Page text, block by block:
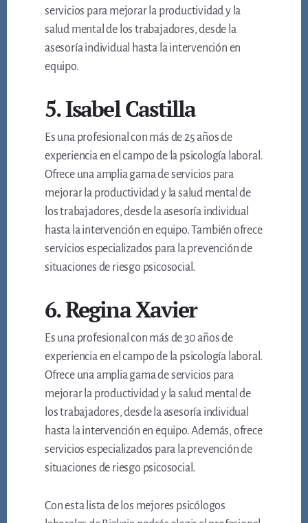
servicios para mejorar la productividad y la
salud mental de los trabajadores, desde la
asesoría individual hasta la intervención en
equipo.
5. Isabel Castilla
Es una profesional con más de 25 años de
experiencia en el campo de la psicología laboral.
Ofrece una amplia gama de servicios para
mejorar la productividad y la salud mental de
los trabajadores, desde la asesoría individual
hasta la intervención en equipo. También ofrece
servicios especializados para la prevención de
situaciones de riesgo psicosocial.
6. Regina Xavier
Es una profesional con más de 30 años de
experiencia en el campo de la psicología laboral.
Ofrece una amplia gama de servicios para
mejorar la productividad y la salud mental de
los trabajadores, desde la asesoría individual
hasta la intervención en equipo. Además, ofrece
servicios especializados para la prevención de
situaciones de riesgo psicosocial.
Con esta lista de los mejores psicólogos